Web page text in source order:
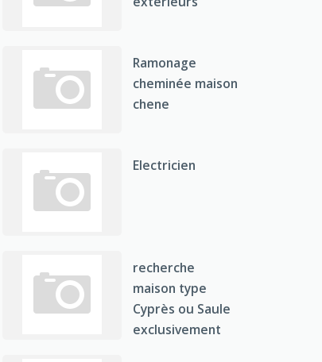
Ramonage
cheminée maison
chene
Electricien
recherche
maison type
Cyprès ou Saule
exclusivement